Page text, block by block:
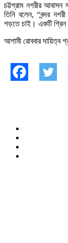
চট্টগ্রাম নগরীর আবাসন
তিনি বলেন, “বন্দর
গড়তে চাই। একটি গ্রিন
আগামী রোববার দায়িত্ব